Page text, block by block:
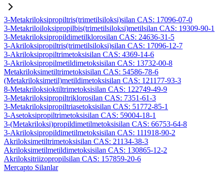
3-Metakriloksipropiltris(trimetilsiloksi)silan CAS: 17096-07-0
3-Metakriloiloksipropilbis(trimetilsiloksi)metilsilan CAS: 19309-90-1
3-Metakriloksipropildimetilklorosilan CAS: 24636-31-5
3-Akriloksipropiltris(trimetilsiloksi)silan CAS: 17096-12-7
3-Akriloksipropiltrimetoksisilan CAS: 4369-14-6
3-Akriloksipropilmetildimetoksisilan CAS: 13732-00-8
Metakriloksimetiltrimetoksisilan CAS: 54586-78-6
(Metakriloksimetil)metildimetoksisilan CAS: 121177-93-3
8-Metakriloksioktiltrimetoksisilan CAS: 122749-49-9
3-Metakriloksipropiltriklorosilan CAS: 7351-61-3
3-Metakriloksipropiltriasetoksisilan CAS: 51772-85-1
3-Asetoksipropiltrimetoksisilan CAS: 59004-18-1
3-(Metakriloksi)propildimetilmetoksisilan CAS: 66753-64-8
3-Akriloksipropildimetilmetoksisilan CAS: 111918-90-2
Akriloksimetiltrimetoksisilan CAS: 21134-38-3
Akriloksimetilmetildimetoksisilan CAS: 130865-12-2
Akriloksitriizopropilsilan CAS: 157859-20-6
Mercapto Silanlar